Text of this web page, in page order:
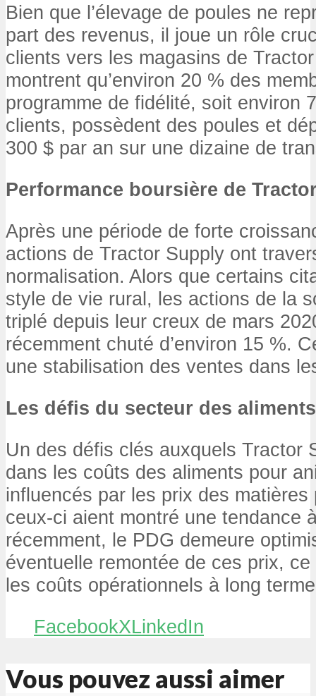
Bien que l’élevage de poules ne
part des revenus, il joue un rôle
clients vers les magasins de
montrent qu’environ 20 % des
programme de fidélité, soit environ
clients, possèdent des poules et
300 $ par an sur une dizaine de
Performance boursière de
Après une période de forte
actions de Tractor Supply ont
normalisation. Alors que certains
style de vie rural, les actions de la
triplé depuis leur creux de mars
récemment chuté d’environ 15 %.
une stabilisation des ventes dans
Les défis du secteur des
Un des défis clés auxquels Tractor
dans les coûts des aliments pour
influencés par les prix des matières
ceux-ci aient montré une tendance
récemment, le PDG demeure
éventuelle remontée de ces prix,
les coûts opérationnels à long
FacebookXLinkedIn
Vous pouvez aussi aimer